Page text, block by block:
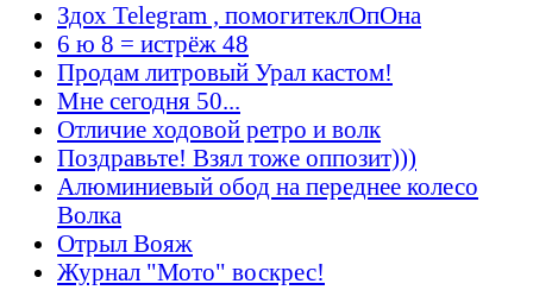
Здох Telegram , помогитеклОпОна
6 ю 8 = истрёж 48
Продам литровый Урал кастом!
Мне сегодня 50...
Отличие ходовой ретро и волк
Поздравьте! Взял тоже оппозит)))
Алюминиевый обод на переднее колесо
Волка
Отрыл Вояж
Журнал "Мото" воскрес!